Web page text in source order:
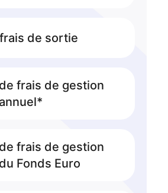
de sortie
de frais de gestion
annuel*
de frais de gestion
du Fonds Euro